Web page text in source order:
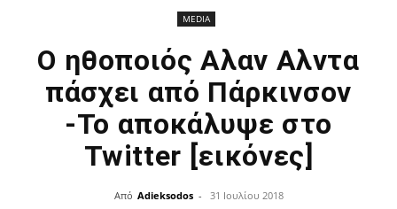
MEDIA
Ο ηθοποιός Αλαν Αλντα
πάσχει από Πάρκινσον
-Το αποκάλυψε στο
Twitter [εικόνες]
Από Adieksodos - 31 Ιουλίου 2018